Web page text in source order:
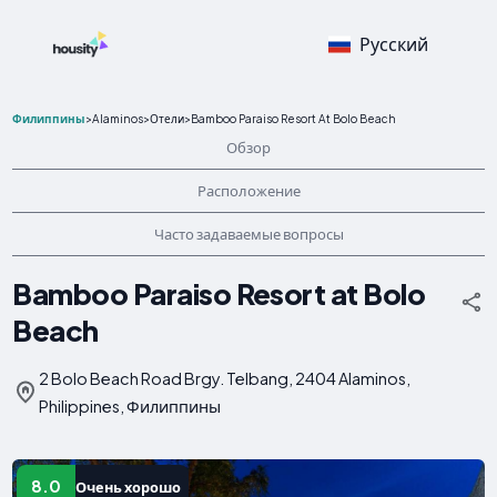
Русский
Филиппины>Alaminos>Отели>Bamboo Paraiso Resort At Bolo Beach
Обзор
Расположение
Часто задаваемые вопросы
Bamboo Paraiso Resort at Bolo
Beach
2 Bolo Beach Road Brgy. Telbang, 2404 Alaminos,
Philippines, Филиппины
8.0 Очень хорошо